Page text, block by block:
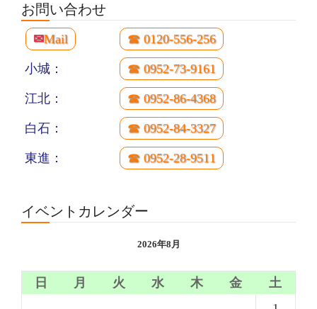
お問い合わせ
✉Mail ☎ 0120-556-256
小城： ☎ 0952-73-9161
江北： ☎ 0952-86-4368
白石： ☎ 0952-84-3327
東進： ☎ 0952-28-9511
イベントカレンダー
2026年8月
日 月 火 水 木 金
土